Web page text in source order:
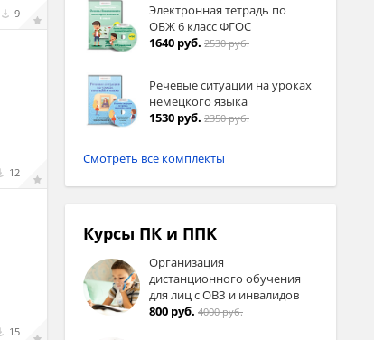
9
12
15
Электронная тетрадь по
ОБЖ 6 класс ФГОС
1640 руб. 2530 руб.
Речевые ситуации на уроках
немецкого языка
1530 руб. 2350 руб.
Смотреть все комплекты
Курсы ПК и ППК
Организация
дистанционного обучения
для лиц с ОВЗ и инвалидов
800 руб. 4000 руб.